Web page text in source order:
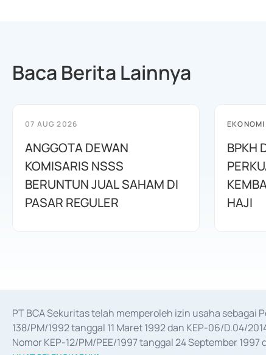
Baca Berita Lainnya
07 AUG 2026
ANGGOTA DEWAN
KOMISARIS NSSS
BERUNTUN JUAL SAHAM DI
PASAR REGULER
BPKH
HAJI
PT BCA Sekuritas telah memperoleh izin usaha sebagai
138/PM/1992 tanggal 11 Maret 1992 dan KEP-06/D.04/
Nomor KEP-12/PM/PEE/1997 tanggal 24 September